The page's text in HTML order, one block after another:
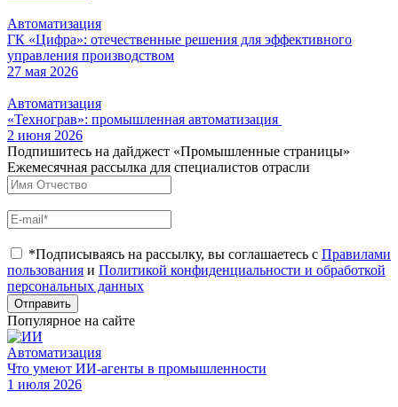
Автоматизация
ГК «Цифра»: отечественные решения для эффективного
управления производством
27 мая 2026
Автоматизация
«Технограв»: промышленная автоматизация
2 июня 2026
Подпишитесь на дайджест «Промышленные страницы»
Ежемесячная рассылка для специалистов отрасли
*Подписываясь на рассылку, вы соглашаетесь с Правилами
пользования и Политикой конфиденциальности и обработкой
персональных данных
Отправить
Популярное на сайте
Автоматизация
Что умеют ИИ-агенты в промышленности
1 июля 2026